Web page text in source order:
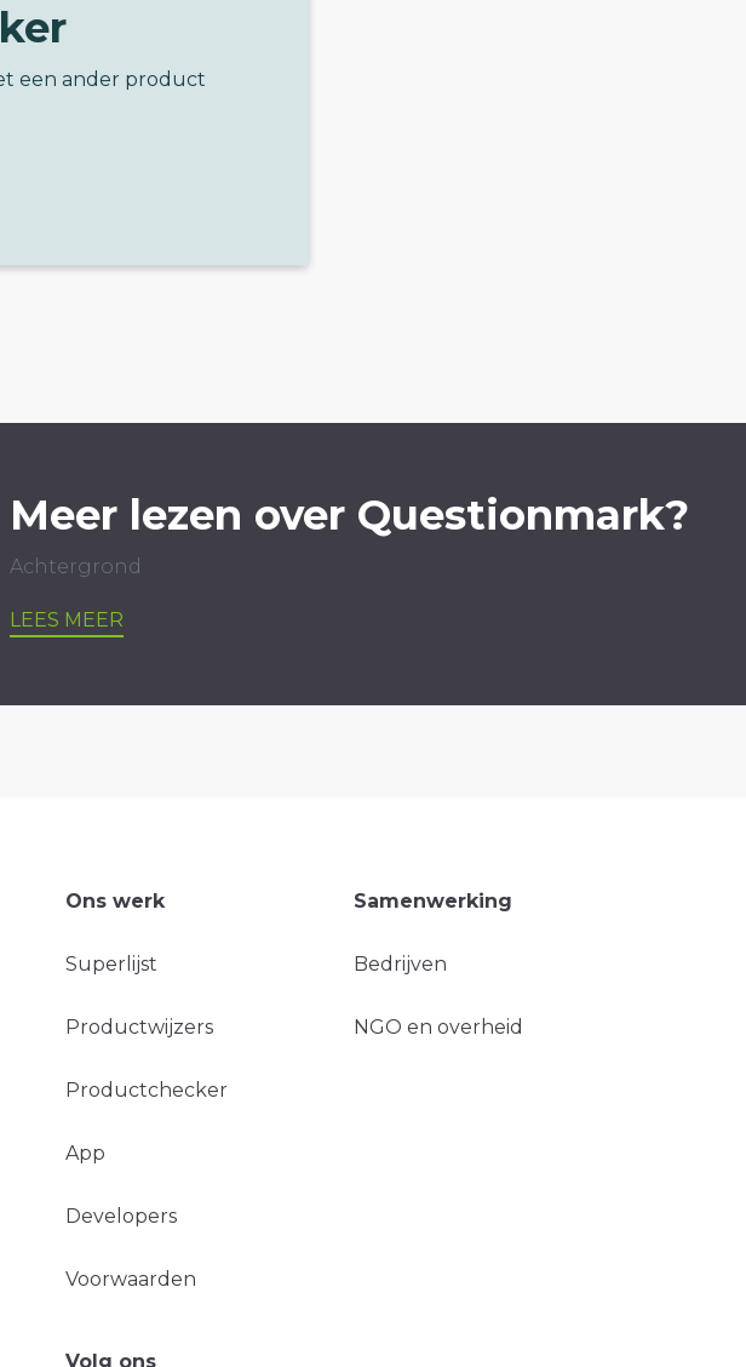
een ander product
Meer lezen over Questionmark?
Achtergrond
LEES MEER
Ons werk
Superlijst
Productwijzers
Productchecker
App
Developers
Voorwaarden
Samenwerking
Bedrijven
NGO en overheid
Volg ons